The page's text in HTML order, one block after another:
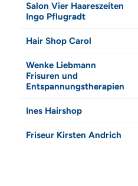
Salon Vier Haareszeiten
Ingo Pflugradt
Hair Shop Carol
Wenke Liebmann
Frisuren und
Entspannungstherapien
Ines Hairshop
Friseur Kirsten Andrich